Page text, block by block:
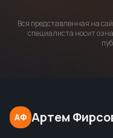
Вся представленная на
специалиста носит
АФ Артем